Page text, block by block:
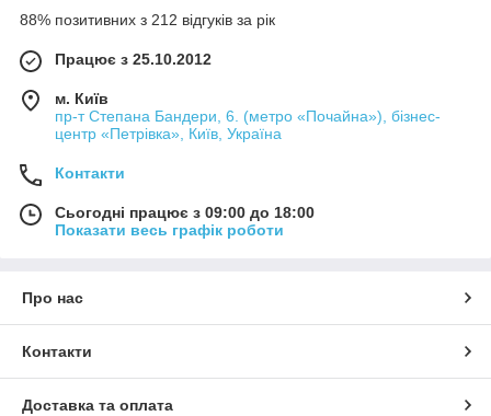
88% позитивних з 212 відгуків за рік
Працює з 25.10.2012
м. Київ
пр-т Степана Бандери, 6. (метро «Почайна»), бізнес-
центр «Петрівка», Київ, Україна
Контакти
Сьогодні працює з 09:00 до 18:00
Показати весь графік роботи
Про нас
Контакти
Доставка та оплата